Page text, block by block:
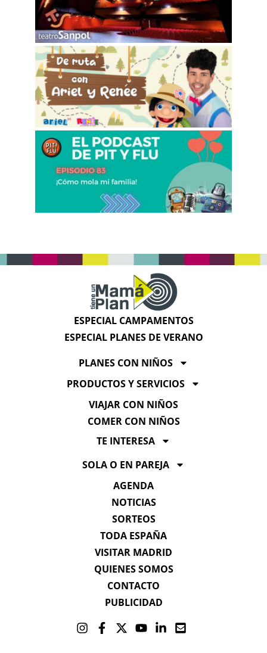
ESPECIAL CAMPAMENTOS
ESPECIAL PLANES DE VERANO
PLANES CON NIÑOS
PRODUCTOS Y SERVICIOS
VIAJAR CON NIÑOS
COMER CON NIÑOS
TE INTERESA
SOLA O EN PAREJA
AGENDA
NOTICIAS
SORTEOS
TODA ESPAÑA
VISITAR MADRID
QUIENES SOMOS
CONTACTO
PUBLICIDAD